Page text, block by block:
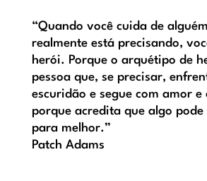
“Quando você cuida de
realmente está precisando,
herói. Porque o arquétipo de
pessoa que, se precisar,
escuridão e segue com amor e
porque acredita que algo pode
para melhor.”
Patch Adams